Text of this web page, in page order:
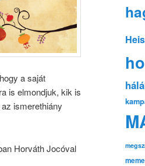
a saját
is elmondjuk, kik is
ismerethiány
Horváth Jocóval